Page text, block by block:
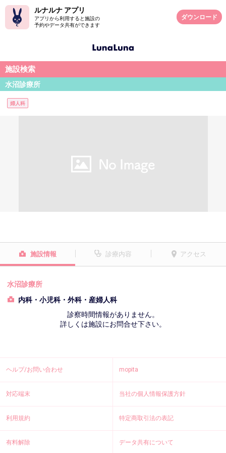
ルナルナ アプリ
アプリから利用すると施設の
予約やデータ共有ができます
ダウンロード
施設検索
水沼診療所
婦人科
施設情報 診療内容 アクセス
水沼診療所
内科・小児科・外科・産婦人科
診察時間情報がありません。
詳しくは施設にお問合せ下さい。
ヘルプ/お問い合わせ mopita
対応端末 当社の個人情報保護方針
利用規約 特定商取引法の表記
有料解除 データ共有について